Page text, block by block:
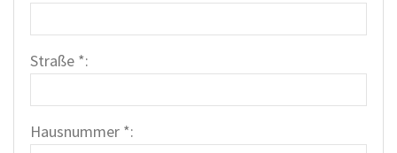
Straße *:
Hausnummer *: